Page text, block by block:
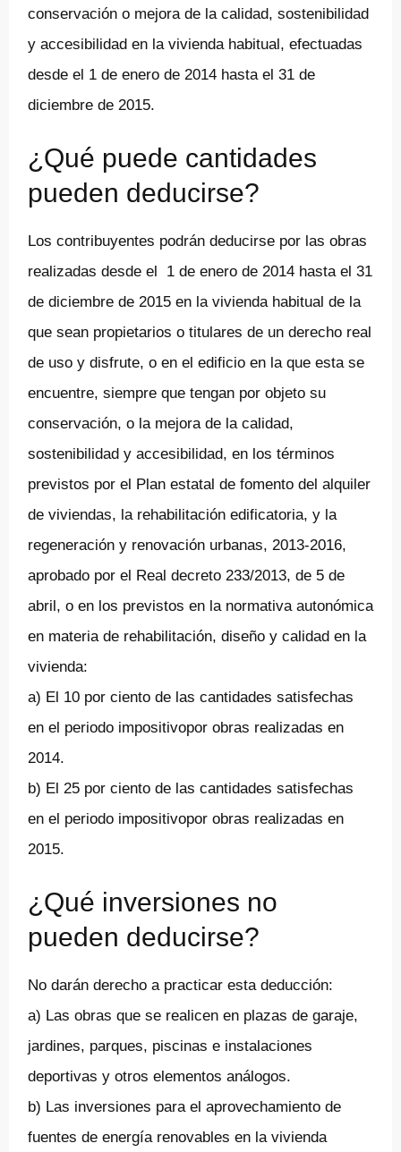
conservación o mejora de la calidad, sostenibilidad
y accesibilidad en la vivienda habitual, efectuadas
desde el 1 de enero de 2014 hasta el 31 de
diciembre de 2015.
¿Qué puede cantidades
pueden deducirse?
Los contribuyentes podrán deducirse por las obras
realizadas desde el 1 de enero de 2014 hasta el 31
de diciembre de 2015 en la vivienda habitual de la
que sean propietarios o titulares de un derecho real
de uso y disfrute, o en el edificio en la que esta se
encuentre, siempre que tengan por objeto su
conservación, o la mejora de la calidad,
sostenibilidad y accesibilidad, en los términos
previstos por el Plan estatal de fomento del alquiler
de viviendas, la rehabilitación edificatoria, y la
regeneración y renovación urbanas, 2013-2016,
aprobado por el Real decreto 233/2013, de 5 de
abril, o en los previstos en la normativa autonómica
en materia de rehabilitación, diseño y calidad en la
vivienda:
a) El 10 por ciento de las cantidades satisfechas
en el periodo impositivopor obras realizadas en
2014.
b) El 25 por ciento de las cantidades satisfechas
en el periodo impositivopor obras realizadas en
2015.
¿Qué inversiones no
pueden deducirse?
No darán derecho a practicar esta deducción:
a) Las obras que se realicen en plazas de garaje,
jardines, parques, piscinas e instalaciones
deportivas y otros elementos análogos.
b) Las inversiones para el aprovechamiento de
fuentes de energía renovables en la vivienda